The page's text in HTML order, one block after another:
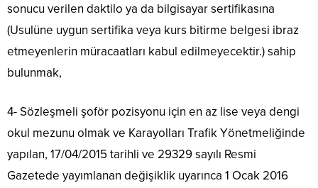
sonucu verilen daktilo ya da bilgisayar sertifikasına
(Usulüne uygun sertifika veya kurs bitirme belgesi ibraz
etmeyenlerin müracaatları kabul edilmeyecektir.) sahip
bulunmak,
4- Sözleşmeli şoför pozisyonu için en az lise veya dengi
okul mezunu olmak ve Karayolları Trafik Yönetmeliğinde
yapılan, 17/04/2015 tarihli ve 29329 sayılı Resmi
Gazetede yayımlanan değişiklik uyarınca 1 Ocak 2016